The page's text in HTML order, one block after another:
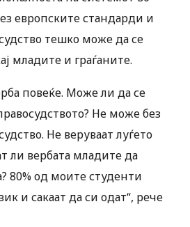
европските стандарди и
тешко може да се
младите и граѓаните.
повеќе. Може ли да се
Не може без
Не веруваат луѓето
ли вербата младите да
80% од моите студенти
и сакаат да си одат“, рече